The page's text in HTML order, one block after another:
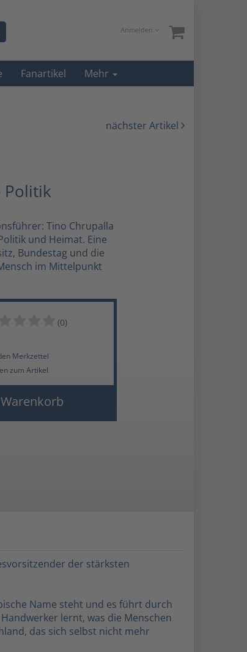
Anmelden
Fanartikel Mehr
nächster Artikel
Politik
Tino Chrupalla
und Heimat. Eine
Bundestag und die
im Mittelpunkt
(0)
Merkzettel
zum Artikel
der stärksten
Name steht und es führt durch
lernt, was die Menschen
das sich selbst nicht mehr